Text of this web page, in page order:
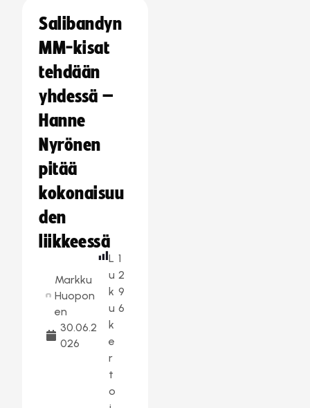
Salibandyn
MM-kisat
tehdään
yhdessä –
Hanne
Nyrönen
pitää
kokonaisuu
den
liikkeessä
Markku
Huopon
en
30.06.2
026
L
u
k
u
k
e
r
t
o
1
2
9
6